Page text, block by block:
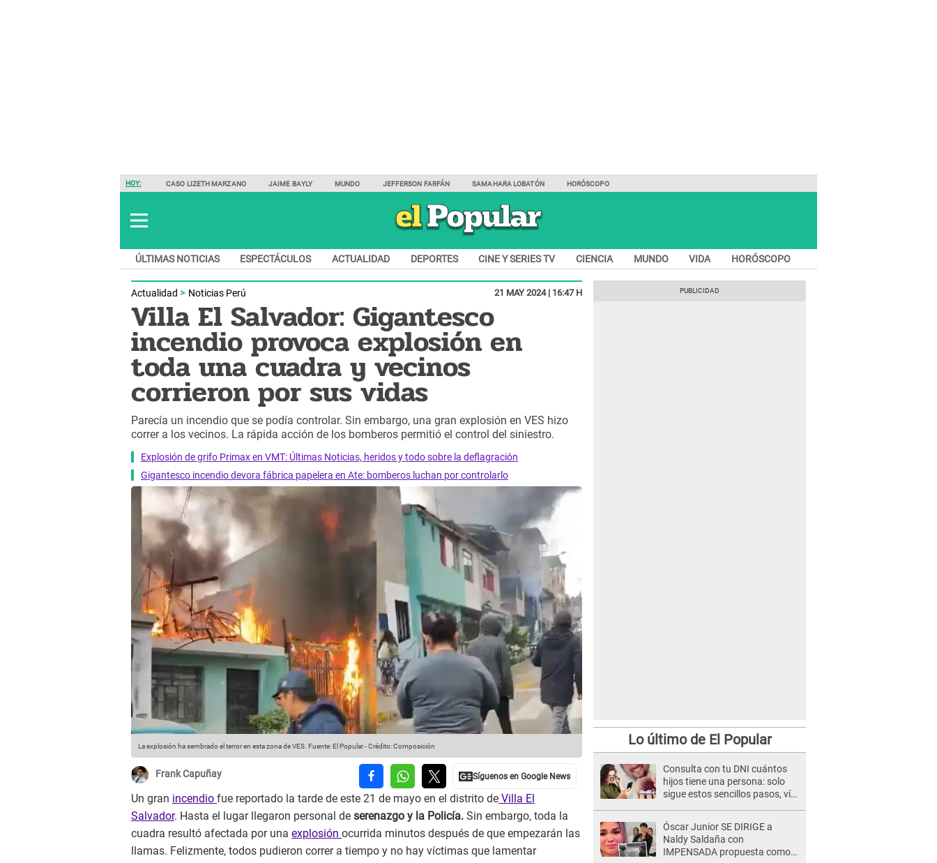
HOY: CASO LIZETH MARZANO JAIME BAYLY MUNDO JEFFERSON FARFÁN SAMAHARA LOBATÓN HORÓSCOPO
ÚLTIMAS NOTICIAS ESPECTÁCULOS ACTUALIDAD DEPORTES CINE Y SERIES TV CIENCIA MUNDO VIDA HORÓSCOPO
Actualidad Noticias Perú 21 MAY 2024 | 16:47 H
Villa El Salvador: Gigantesco
incendio provoca explosión en
toda una cuadra y vecinos
corrieron por sus vidas
Parecía un incendio que se podía controlar. Sin embargo, una gran explosión en VES hizo
correr a los vecinos. La rápida acción de los bomberos permitió el control del siniestro.
Explosión de grifo Primax en VMT: Últimas Noticias, heridos y todo sobre la deflagración
Gigantesco incendio devora fábrica papelera en Ate: bomberos luchan por controlarlo
La explosión ha sembrado el terror en esta zona de VES. Fuente: El Popular-Crédito: Composición
Frank Capuñay
Un gran incendio fue reportado la tarde de este 21 de mayo en el distrito de Villa El
Salvador. Hasta el lugar llegaron personal de serenazgo y la Policía. Sin embargo, toda la
cuadra resultó afectada por una explosión ocurrida minutos después de que empezarán las
llamas. Felizmente, todos pudieron correr a tiempo y no hay víctimas que lamentar
Lo último de El Popular
Consulta con tu DNI cuántos
hijos tiene una persona: solo
sigue estos sencillos pasos, vía
Óscar Junior SE DIRIGE a
Naldy Saldaña con
IMPENSADA propuesta como